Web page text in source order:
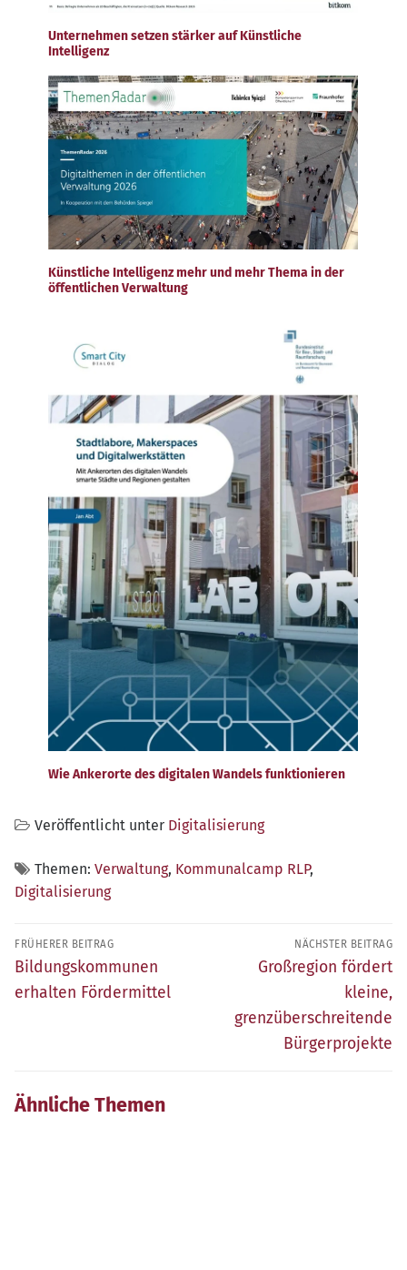
Unternehmen setzen stärker auf Künstliche
Intelligenz
Künstliche Intelligenz mehr und mehr Thema in der
öffentlichen Verwaltung
Wie Ankerorte des digitalen Wandels funktionieren
Veröffentlicht unter Digitalisierung
Themen: Verwaltung, Kommunalcamp RLP,
Digitalisierung
Beitragsnavigation
FRÜHERER BEITRAG
Früherer
Beitrag:
Bildungskommunen
erhalten Fördermittel
NÄCHSTER BEITRAG
Nächster
Großregion fördert
kleine,
grenzüberschreitende
Bürgerprojekte
Ähnliche Themen